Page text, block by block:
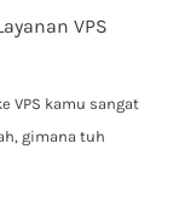
VPS
VPS kamu sangat
gimana tuh